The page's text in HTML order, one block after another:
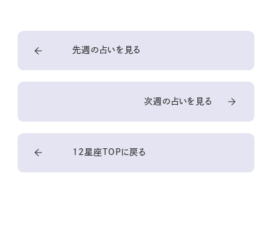
先週の占いを見る
次週の占いを見る
12星座TOPに戻る